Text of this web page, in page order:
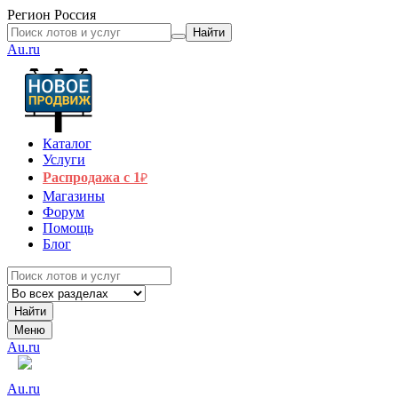
Регион Россия
Найти
Au.ru
Каталог
Услуги
Распродажа с 1₽
Магазины
Форум
Помощь
Блог
Найти
Меню
Au.ru
Au.ru